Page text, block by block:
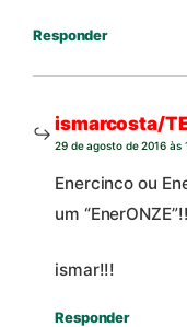
Responder
ismarcosta/
29 de agosto de 2016 às
Enercinco ou
um
ismar!!!
Responder